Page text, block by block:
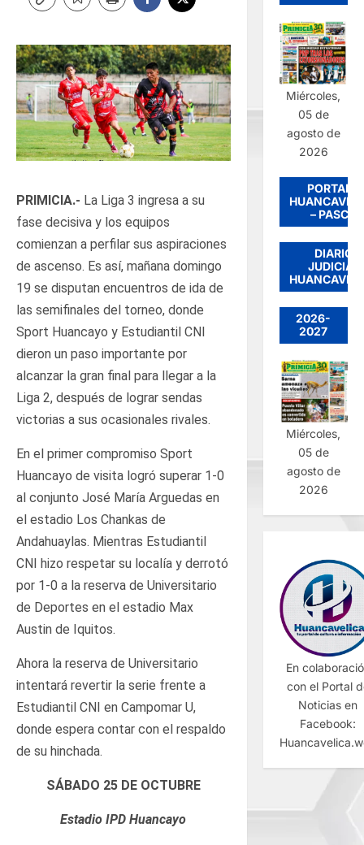
PRIMICIA.- La Liga 3 ingresa a su
fase decisiva y los equipos
comienzan a perfilar sus aspiraciones
de ascenso. Es así, mañana domingo
19 se disputan encuentros de ida de
las semifinales del torneo, donde
Sport Huancayo y Estudiantil CNI
dieron un paso importante por
alcanzar la gran final para llegar a la
Liga 2, después de lograr sendas
victorias a sus ocasionales rivales.
En el primer compromiso Sport
Huancayo de visita logró superar 1-0
al conjunto José María Arguedas en
el estadio Los Chankas de
Andahuaylas. Mientras Estudiantil
CNI hizo respetar su localía y derrotó
por 1-0 a la reserva de Universitario
de Deportes en el estadio Max
Austin de Iquitos.
Ahora la reserva de Universitario
intentará revertir la serie frente a
Estudiantil CNI en Campomar U,
donde espera contar con el respaldo
de su hinchada.
SÁBADO 25 DE OCTUBRE
Estadio IPD Huancayo
Miércoles,
05 de
agosto de
2026
PORTADA
– PASCO
DIARIO
JUDICIAL
2026-
2027
Miércoles,
05 de
agosto de
2026
En
con el Portal
Noticias en
Facebook: